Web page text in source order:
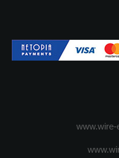
www.wire-